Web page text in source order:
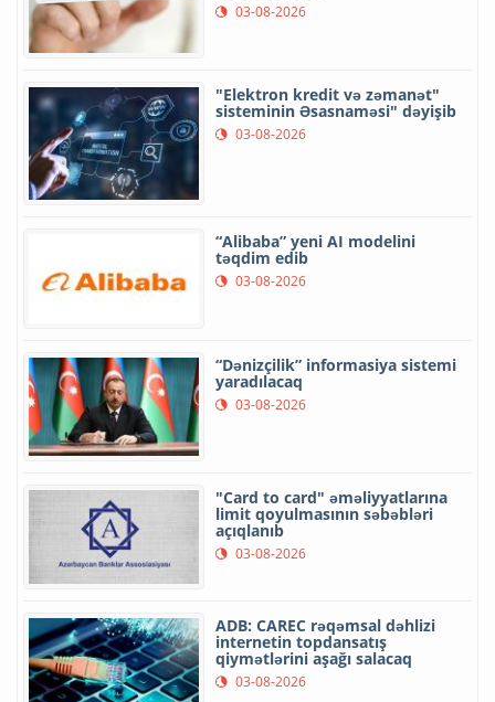
03-08-2026
"Elektron kredit və zəmanət"
sisteminin Əsasnaməsi" dəyişib
03-08-2026
“Alibaba” yeni AI modelini
təqdim edib
03-08-2026
“Dənizçilik” informasiya sistemi
yaradılacaq
03-08-2026
"Card to card" əməliyyatlarına
limit qoyulmasının səbəbləri
açıqlanıb
03-08-2026
ADB: CAREC rəqəmsal dəhlizi
internetin topdansatış
qiymətlərini aşağı salacaq
03-08-2026